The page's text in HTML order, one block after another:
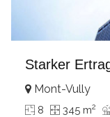
Starker
Mont-Vully
8 345 m2